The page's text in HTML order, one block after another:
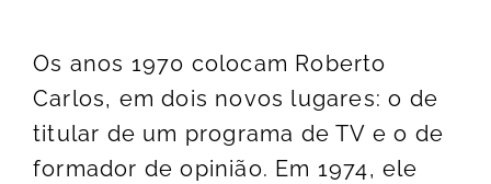
Os anos 1970 colocam Roberto
Carlos, em dois novos lugares: o de
titular de um programa de TV e o de
formador de opinião. Em 1974, ele